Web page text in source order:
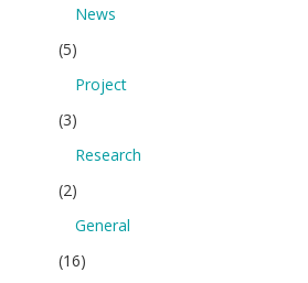
News
(5)
Project
(3)
Research
(2)
General
(16)